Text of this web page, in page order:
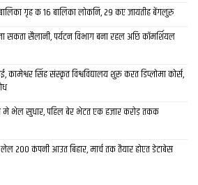
गृह क 16 बालिका लोकनि, 29 कए जायतीह बेंगलुरु
सकता सैलानी, पर्यटन विभाग बना रहल अछि कॉमर्शियल
सिंह संस्कृत विश्वविद्यालय शुरू करत डिप्लोमा कोर्स,
मे भेल सुधार, पहिल बेर भेटत एक हजार करोड़ तकक
200 कंपनी आउत बिहार, मार्च तक तैयार होएत डेटाबेस